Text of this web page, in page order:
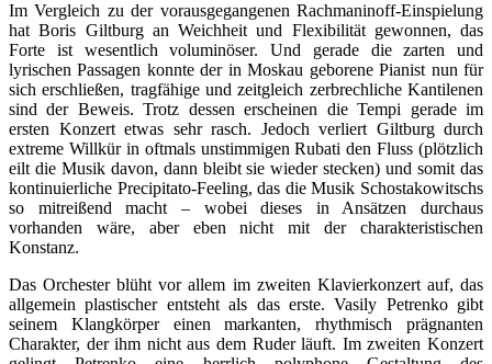
Im Vergleich zu der vorausgegangenen Rachmaninoff-Einspielung
hat Boris Giltburg an Weichheit und Flexibilität gewonnen, das
Forte ist wesentlich voluminöser. Und gerade die zarten und
lyrischen Passagen konnte der in Moskau geborene Pianist nun für
sich erschließen, tragfähige und zeitgleich zerbrechliche Kantilenen
sind der Beweis. Trotz dessen erscheinen die Tempi gerade im
ersten Konzert etwas sehr rasch. Jedoch verliert Giltburg durch
extreme Willkür in oftmals unstimmigen Rubati den Fluss (plötzlich
eilt die Musik davon, dann bleibt sie wieder stecken) und somit das
kontinuierliche Precipitato-Feeling, das die Musik Schostakowitschs
so mitreißend macht – wobei dieses in Ansätzen durchaus
vorhanden wäre, aber eben nicht mit der charakteristischen
Konstanz.
Das Orchester blüht vor allem im zweiten Klavierkonzert auf, das
allgemein plastischer entsteht als das erste. Vasily Petrenko gibt
seinem Klangkörper einen markanten, rhythmisch prägnanten
Charakter, der ihm nicht aus dem Ruder läuft. Im zweiten Konzert